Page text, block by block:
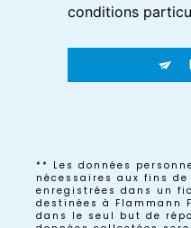
conditions
** Les données
nécessaires aux fins
enregistrées dans un
destinées à Flammann
dans le seul but de